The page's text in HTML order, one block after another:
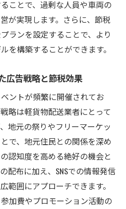
ことで、過剰な人員や車両の
が実現します。さらに、節税
ランを設定することで、より
を構築することができます。
広告戦略と節税効果
ントが頻繁に開催されてお
略は軽貨物配送業者にとって
地元の祭りやフリーマーケッ
で、地元住民との関係を深め
認知度を高める絶好の機会と
配布に加え、SNSでの情報発信
範囲にアプローチできます。
加費やプロモーション活動の